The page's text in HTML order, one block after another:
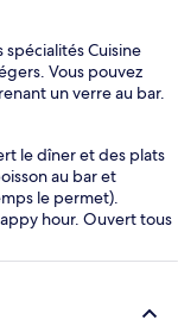
spécialités Cuisine
Vous pouvez
un verre au bar.
le dîner et des plats
au bar et
le permet).
hour. Ouvert tous